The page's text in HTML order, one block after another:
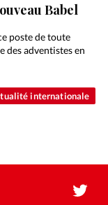
internationale
Babel
poste de toute
des adventistes en